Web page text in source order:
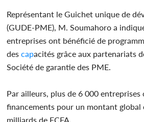
Représentant le Guichet unique de
(GUDE-PME), M. Soumahoro a
entreprises ont bénéficié de
des capacités grâce aux partenariats
Société de garantie des PME.
Par ailleurs, plus de 6 000
financements pour un montant global
milliards de FCFA.